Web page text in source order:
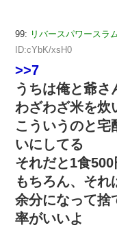
99: リバースパワースラ
ID:cYbK/xsH0
>>7
うちは俺と爺さ
わざわざ米を炊
こういうのと宅
いにしてる
それだと1食
もちろん、それ
余分になって捨
率がいいよ